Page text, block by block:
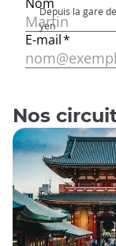
Depuis la gare
yen
Nos